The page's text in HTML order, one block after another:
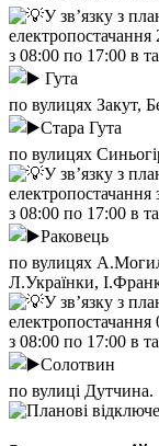
У зв’язку з
електропостачання
з 08:00 по 17:00 в
Гута
по вулицях Закут,
Стара Гута
по вулицях
У зв’язку з
електропостачання
з 08:00 по 17:00 в
Раковець
по вулицях
Л.Українки,
У зв’язку з
електропостачання
з 08:00 по 17:00 в
Солотвин
по вулиці Дутчина.